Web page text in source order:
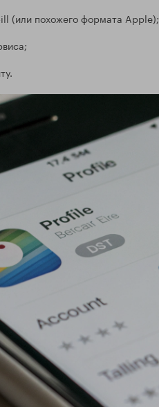
(или похожего формата Apple);